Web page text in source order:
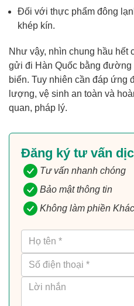
Đối với thực phẩm đông
khép kín.
Như vậy, nhìn chung hầu hết
gửi đi Hàn Quốc bằng
biển. Tuy nhiên cần đáp ứng
lượng, vệ sinh an toàn và
quan, pháp lý.
Đăng ký tư vấn
Tư vấn nhanh chóng
Bảo mật thông tin
Không làm phiền